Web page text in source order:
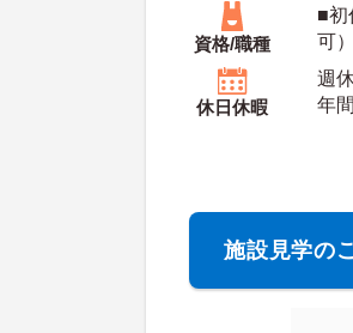
資格/職種
■初
可
ル
は
休日休暇
週
施設見学の